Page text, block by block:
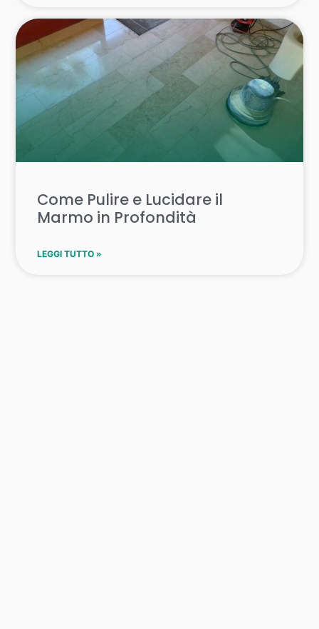
Come Pulire e Lucidare il
Marmo in Profondità
LEGGI TUTTO »